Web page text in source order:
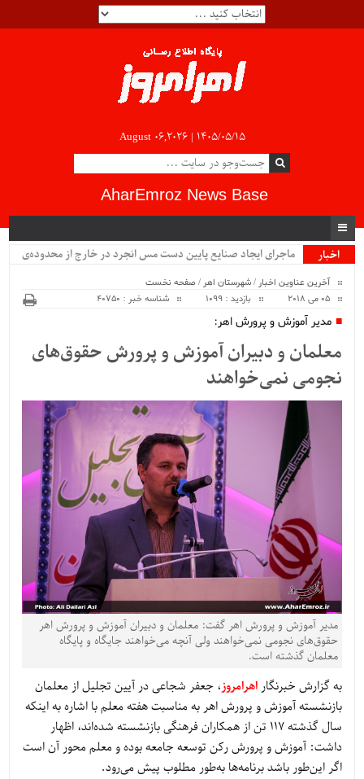
August 06,2026 | ۱۴۰۵/۰۵/۱۵
AharEmroz News Base
اخبار
ماجرای ایجاد صنایع پایین دست مس انجرد در خارج از محدوده‌ی
آخرین عناوین اخبار /شهرستان اهر /صفحه نخست
05 می 2018
بازدید : 1099 شناسه خبر : 40750
مدیر آموزش و پرورش اهر:
معلمان و دبیران آموزش و پرورش حقوق‌های
نجومی نمی‌خواهند
مدیر آموزش و پرورش اهر گفت: معلمان و دبیران آموزش و پرورش اهر
حقوق‌های نجومی نمی‌خواهند ولی آنچه می‌خواهند جایگاه و پایگاه
معلمان گذشته است.
به گزارش خبرنگاراهرامروز، جعفر شجاعی در آیین تجلیل از معلمان
بازنشسته آموزش و پرورش اهر به مناسبت هفته معلم با اشاره به اینکه
سال گذشته 117 تن از همکاران فرهنگی بازنشسته شده‌اند، اظهار
داشت: آموزش و پرورش رکن توسعه جامعه بوده و معلم محور آن است
اگر این‌طور باشد برنامه‌ها به‌طور مطلوب پیش می‌رود.